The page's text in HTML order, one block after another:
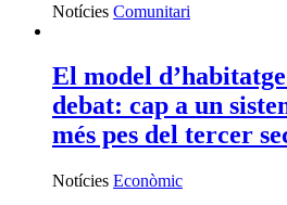
Notícies Comunitari
El model
debat: cap a un
més pes del tercer
Notícies Econòmic